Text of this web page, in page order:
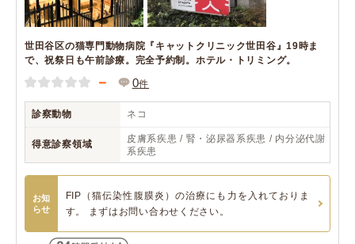
世田谷区の猫専門動物病院『キャットクリニック世田谷』19時ま
で、祝祭日も午前診療。完全予約制。ホテル・トリミング。
－ 0件
診察動物 ネコ
得意診察領域
皮膚系疾患 / 腎・泌尿器系疾患 / 内分泌代謝
系疾患
お知
らせ
FIP（猫伝染性腹膜炎）の治療にも力を入れておりま
す。 まずはお問い合わせください。